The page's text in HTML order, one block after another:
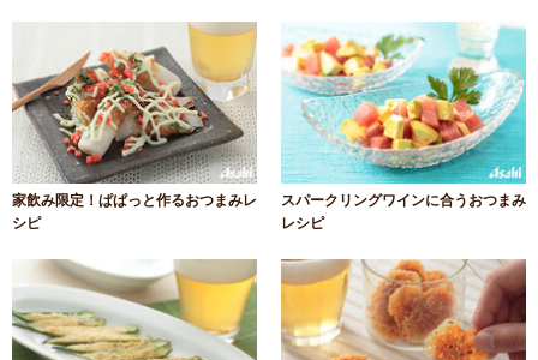
家飲み限定！ぱぱっと作るおつまみレ
シピ
スパークリングワインに合うおつまみ
レシピ